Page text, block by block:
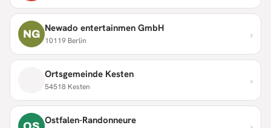
NG Newado entertainmen GmbH
10119 Berlin ›
Ortsgemeinde Kesten
54518 Kesten ›
Ostfalen-Randonneure